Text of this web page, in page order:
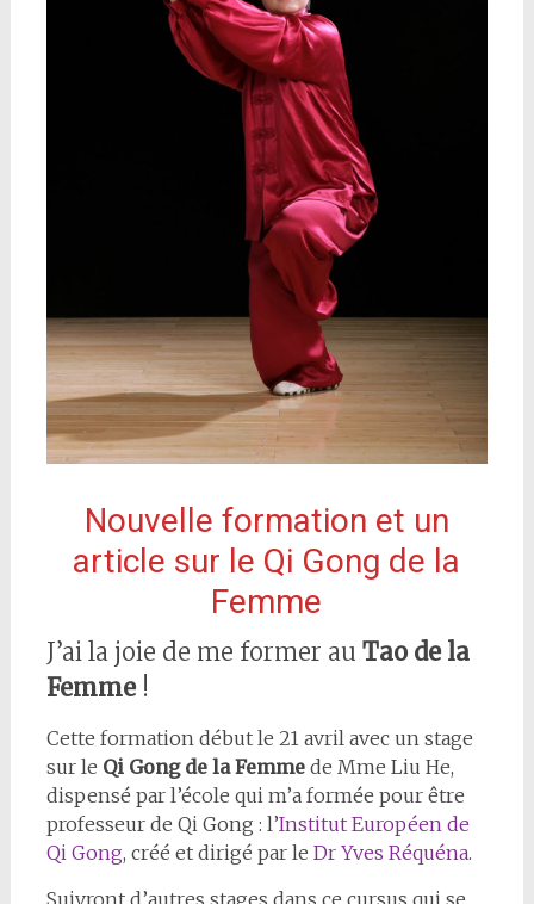
Nouvelle formation et un
article sur le Qi Gong de la
Femme
J’ai la joie de me former au Tao de la
Femme!
Cette formation début le 21 avril avec un stage
sur le Qi Gong de la Femmede Mme Liu He,
dispensé par l’école qui m’a formée pour être
professeur de Qi Gong : l’Institut Européen de
Qi Gong, créé et dirigé par le Dr Yves Réquéna.
Suivront d’autres stages dans ce cursus qui se